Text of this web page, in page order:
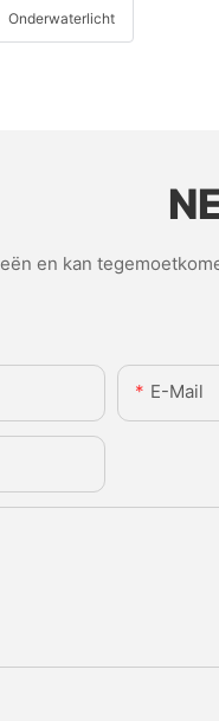
Onderwaterlicht
en kan
E-Mail